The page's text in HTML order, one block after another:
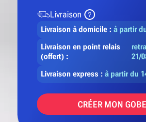
Livraison
Livraison à domicile : à partir
Livraison en point relais
(offert) :
21/
Livraison express : à partir du
CRÉER MON